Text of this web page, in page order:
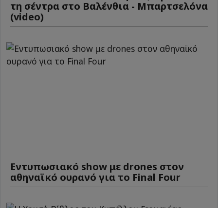
τη σέντρα στο Βαλένθια - Μπαρτσελόνα
(video)
Εντυπωσιακό show με drones στον
αθηναϊκό ουρανό για το Final Four